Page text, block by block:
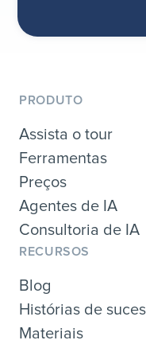
PRODUTO
Assista o tour
Ferramentas
Preços
Agentes de IA
Consultoria de IA
RECURSOS
Blog
Histórias de
Materiais